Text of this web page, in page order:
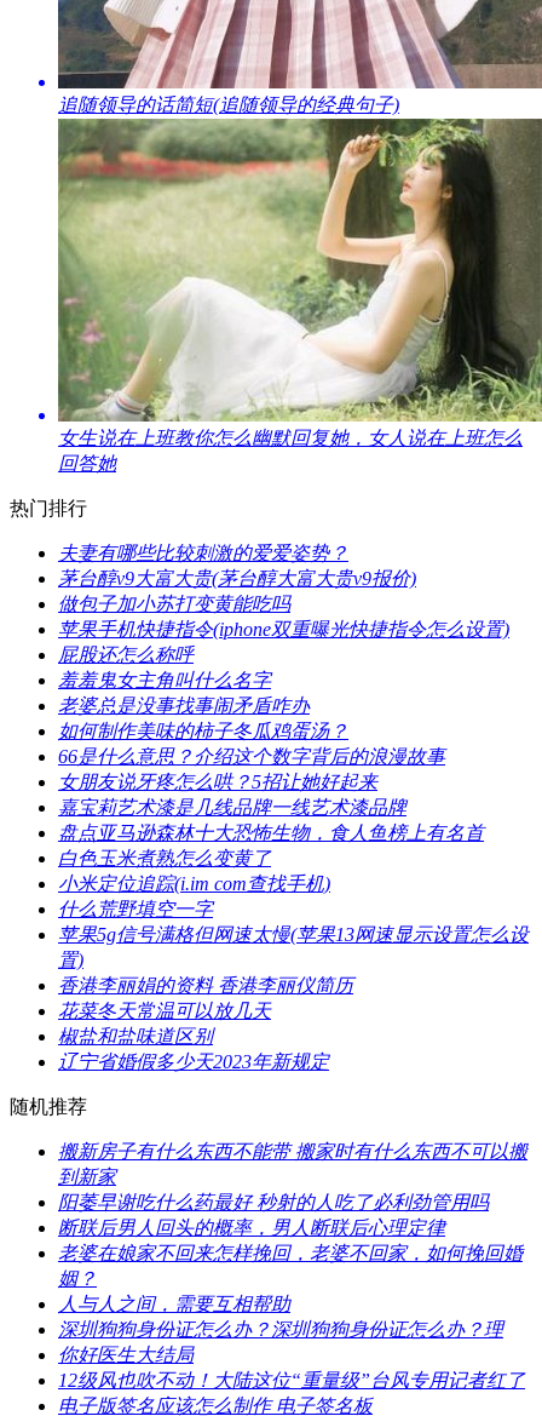
​追随领导的话简短(追随领导的经典句子)
​女生说在上班教你怎么幽默回复她，女人说在上班怎么
回答她
热门排行
​夫妻有哪些比较刺激的爱爱姿势？
​茅台醇v9大富大贵(茅台醇大富大贵v9报价)
​做包子加小苏打变黄能吃吗
​苹果手机快捷指令(iphone双重曝光快捷指令怎么设置)
​屁股还怎么称呼
​羞羞鬼女主角叫什么名字
​老婆总是没事找事闹矛盾咋办
​如何制作美味的柿子冬瓜鸡蛋汤？
​66是什么意思？介绍这个数字背后的浪漫故事
​女朋友说牙疼怎么哄？5招让她好起来
​嘉宝莉艺术漆是几线品牌一线艺术漆品牌
​盘点亚马逊森林十大恐怖生物，食人鱼榜上有名首
​白色玉米煮熟怎么变黄了
​小米定位追踪(i.im com查找手机)
​什么荒野填空一字
​苹果5g信号满格但网速太慢(苹果13网速显示设置怎么设
置)
​香港李丽娟的资料 香港李丽仪简历
​花菜冬天常温可以放几天
​椒盐和盐味道区别
​辽宁省婚假多少天2023年新规定
随机推荐
​搬新房子有什么东西不能带 搬家时有什么东西不可以搬
到新家
​阳萎早谢吃什么药最好 秒射的人吃了必利劲管用吗
​断联后男人回头的概率，男人断联后心理定律
​老婆在娘家不回来怎样挽回，老婆不回家，如何挽回婚
姻？
​人与人之间，需要互相帮助
​深圳狗狗身份证怎么办？深圳狗狗身份证怎么办？理
​你好医生大结局
​12级风也吹不动！大陆这位“重量级”台风专用记者红了
​电子版签名应该怎么制作 电子签名板